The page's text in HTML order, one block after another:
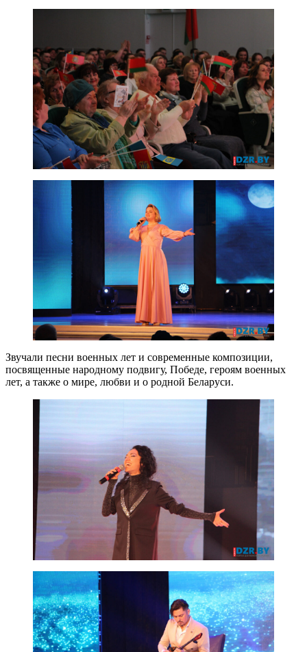
Звучали песни военных лет и современные композиции,
посвященные народному подвигу, Победе, героям военных
лет, а также о мире, любви и о родной Беларуси.